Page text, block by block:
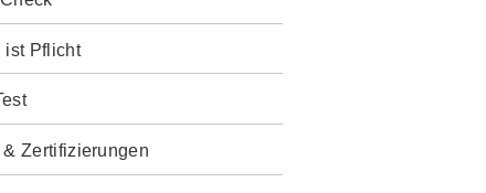
ist Pflicht
Zertifizierungen